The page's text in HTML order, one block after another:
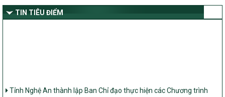
TIN TIÊU ĐIỂM
mục tiêu quốc gia